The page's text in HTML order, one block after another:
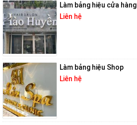
Làm bảng hiệu cửa hàng
Liên hệ
Làm bảng hiệu Shop
Liên hệ